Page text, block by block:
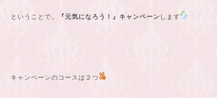
ということで、 『元気になろう！』 キャンペーン します
キャンペーンのコースは２つ